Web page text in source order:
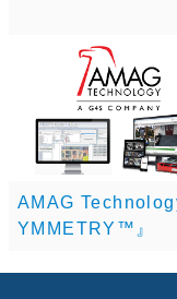
AMAG
YMMETRY™』